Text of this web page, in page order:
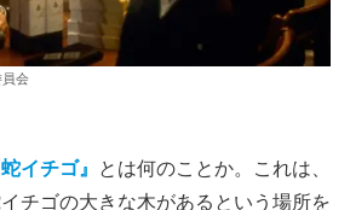
員会
蛇イチゴ』
とは何のことか。これは、
チゴの大きな木があるという場所を